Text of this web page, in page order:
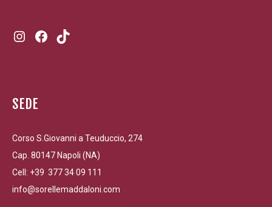
Instagram
Facebook
SEDE
Corso S.Giovanni a Teuduccio, 274
Cap. 80147 Napoli (NA)
Cell: +39 377 34 09 111
info@sorellemaddaloni.com